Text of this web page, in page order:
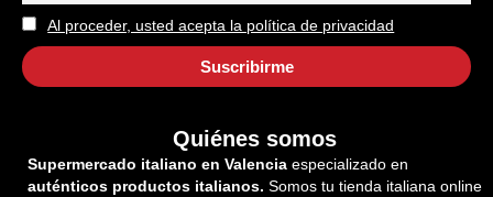
Al proceder, usted acepta la política de privacidad
Quiénes somos
Supermercado italiano en Valencia especializado en
auténticos productos italianos. Somos tu tienda italiana online